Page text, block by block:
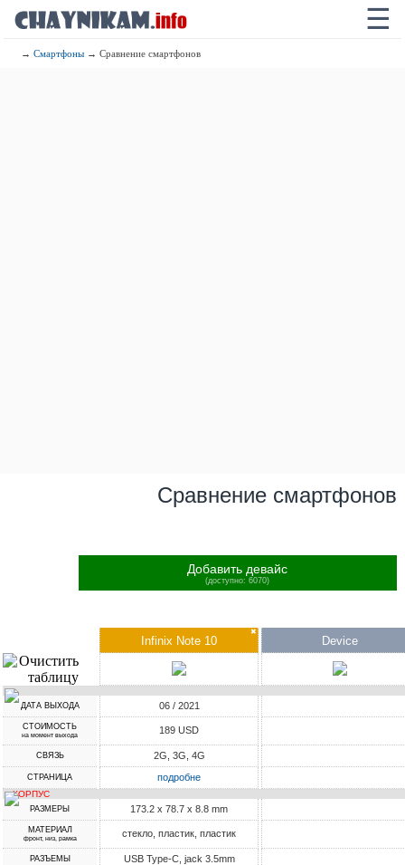
☰
→Смартфоны → Сравнение смартфонов
Сравнение смартфонов
Добавить девайс
(доступно: 6070)
✖
Infinix Note 10 Device
ДАТА ВЫХОДА 06 / 2021
СТОИМОСТЬ
на момент выхода 189 USD
СВЯЗЬ 2G, 3G, 4G
СТРАНИЦА подробне
КОРПУС
РАЗМЕРЫ 173.2 x 78.7 x 8.8 mm
МАТЕРИАЛ
фронт, низ, рамка стекло, пластик, пластик
РАЗЪЕМЫ USB Type-C, jack 3.5mm